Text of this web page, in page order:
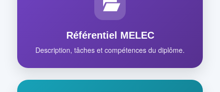
Référentiel MELEC
Description, tâches et compétences du diplôme.